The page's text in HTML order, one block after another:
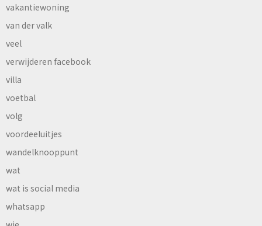
vakantiewoning
van der valk
veel
verwijderen facebook
villa
voetbal
volg
voordeeluitjes
wandelknooppunt
wat
wat is social media
whatsapp